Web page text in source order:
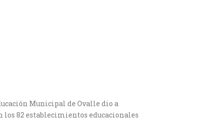
Municipal de Ovalle dio a
82 establecimientos educacionales